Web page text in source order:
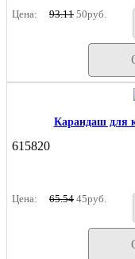
Цена: 93.11 50руб.
Карандаш для
615820
Цена: 65.54 45руб.